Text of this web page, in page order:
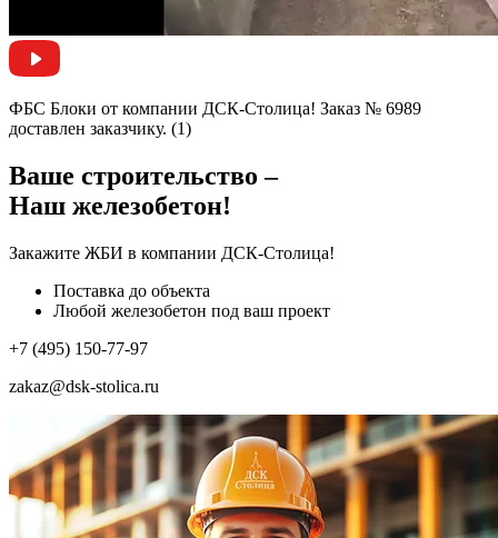
ФБС Блоки от компании ДСК-Столица! Заказ № 6989
доставлен заказчику. (1)
Ваше строительство –
Наш железобетон!
Закажите ЖБИ в компании ДСК-Столица!
Поставка до объекта
Любой железобетон под ваш проект
+7 (495) 150-77-97
zakaz@dsk-stolica.ru